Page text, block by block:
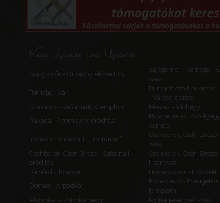
Neue Uploads und Updates
Sajógömör - Őrtorony, elővédmű
Sajógömör - Várhegy -
vára
Tornalja - Vár
Purbach am Neusiedler
- Városerődítés
Szalonna - Református templom
Meszes - Várhegy
Rakaca - A templom erődfala
Pusztacsalád -
várhely
Imbach - Imbach II., „Im Turner”
Csehberek, Cseh-Brézó
vára
Csehberek, Cseh-Brézó - Szlatina II.
erődítés
Csehberek, Cseh-Brézó
I. sáncvár
Tömörd - Ilonavár
Háromudvar - Erődített
Dömös - Árpádvár
Rimabrézó -
templom
Alsócsitár - Zsibrica hegy
Nyitragerencsér - Vár